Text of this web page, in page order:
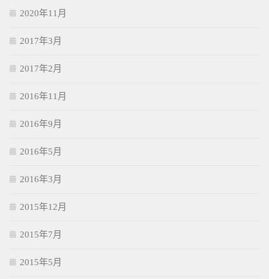
2020年11月
2017年3月
2017年2月
2016年11月
2016年9月
2016年5月
2016年3月
2015年12月
2015年7月
2015年5月